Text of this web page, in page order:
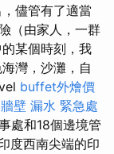
儘管有了適當
（由家人，一群
某個時刻，我
灣，沙灘，自
buffet外燴價
牆壁 漏水 緊急處
處和18個邊境管
度西南尖端的印